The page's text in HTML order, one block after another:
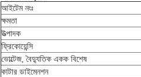
আইটেম নংঃ
ক্ষমতা
উত্পাদক
ফ্রিকোয়েন্সি
ভোল্টেজ, বৈদ্যুতিক একক বিশেষ
কাটার ডাইমেনশন